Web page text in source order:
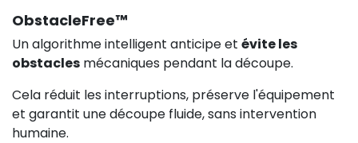
ObstacleFree™
Un algorithme intelligent anticipe et évite les
obstacles mécaniques pendant la découpe.
Cela réduit les interruptions, préserve l'équipement
et garantit une découpe fluide, sans intervention
humaine.